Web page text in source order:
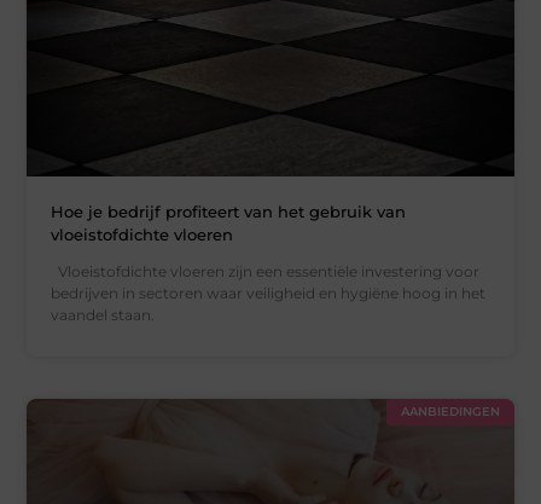
Hoe je bedrijf profiteert van het gebruik van
vloeistofdichte vloeren
Vloeistofdichte vloeren zijn een essentiële investering voor
bedrijven in sectoren waar veiligheid en hygiëne hoog in het
vaandel staan.
AANBIEDINGEN